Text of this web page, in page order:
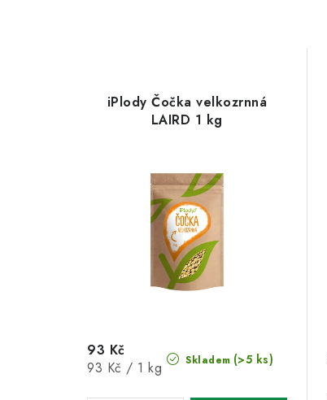
iPlody Čočka velkozrnná
LAIRD 1 kg
Skladem (>5 ks)
93 Kč
Měrná
93 Kč / 1 kg